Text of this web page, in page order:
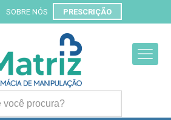
SOBRE NÓS PRESCRIÇÃO